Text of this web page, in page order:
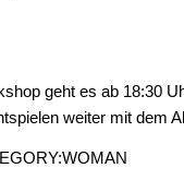
geht es ab 18:30
weiter mit dem